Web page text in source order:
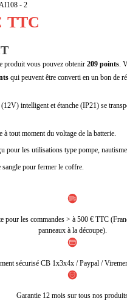
- 2
TTC
produit vous pouvez obtenir 209 points.
qui peuvent être converti en un bon de
intelligent et étanche (IP21) se
à tout moment du voltage de la batterie.
pour les utilisations type pompe,
pour fermer le coffre.
pour les commandes > à 500 € TTC
panneaux à la découpe).
sécurisé CB 1x3x4x / Paypal /
Garantie 12 mois sur tous nos